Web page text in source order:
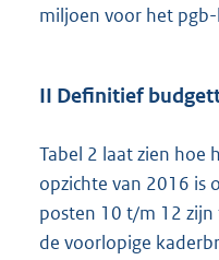
miljoen voor het
II Definitief
Tabel 2 laat zien hoe
opzichte van 2016 is
posten 10 t/m 12 zijn
de voorlopige